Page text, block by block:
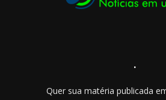
.
Quer sua matéria publicada